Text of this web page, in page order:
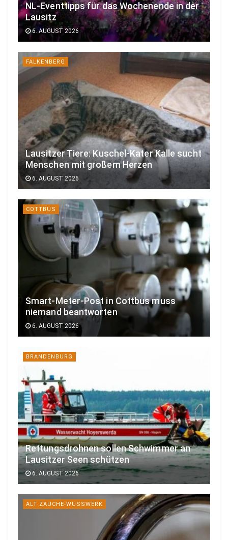
NL-Eventtipps für das Wochenende in der
Lausitz
6. AUGUST 2026
FALKENBERG
Lausitzer Tiere: Kuschel-Kater Kalle sucht
Menschen mit großem Herzen
6. AUGUST 2026
COTTBUS
Smart-Meter-Post in Cottbus muss
niemand beantworten
6. AUGUST 2026
BRANDENBURG
Rettungsdrohnen sollen Schwimmer an
Lausitzer Seen schützen
6. AUGUST 2026
ALT ZAUCHE-WUSSWERK